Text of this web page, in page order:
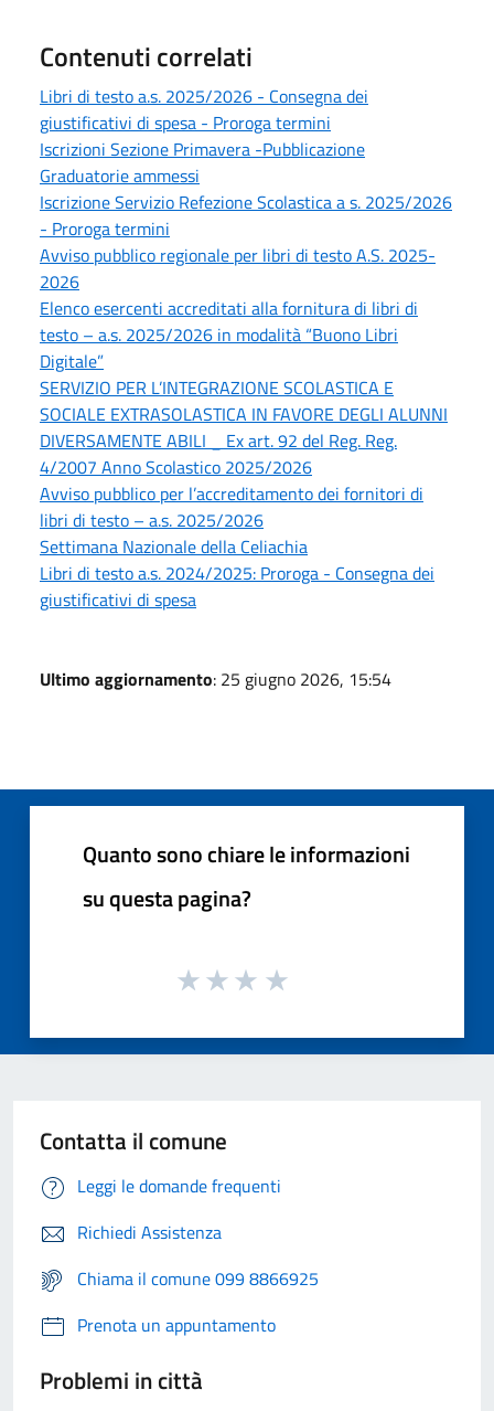
Contenuti correlati
Libri di testo a.s. 2025/2026 - Consegna dei
giustificativi di spesa - Proroga termini
Iscrizioni Sezione Primavera -Pubblicazione
Graduatorie ammessi
Iscrizione Servizio Refezione Scolastica a s. 2025/2026
- Proroga termini
Avviso pubblico regionale per libri di testo A.S. 2025-
2026
Elenco esercenti accreditati alla fornitura di libri di
testo – a.s. 2025/2026 in modalità “Buono Libri
Digitale”
SERVIZIO PER L’INTEGRAZIONE SCOLASTICA E
SOCIALE EXTRASOLASTICA IN FAVORE DEGLI ALUNNI
DIVERSAMENTE ABILI _ Ex art. 92 del Reg. Reg.
4/2007 Anno Scolastico 2025/2026
Avviso pubblico per l’accreditamento dei fornitori di
libri di testo – a.s. 2025/2026
Settimana Nazionale della Celiachia
Libri di testo a.s. 2024/2025: Proroga - Consegna dei
giustificativi di spesa
Ultimo aggiornamento: 25 giugno 2026, 15:54
Quanto sono chiare le informazioni
su questa pagina?
Contatta il comune
Leggi le domande frequenti
Richiedi Assistenza
Chiama il comune 099 8866925
Prenota un appuntamento
Problemi in città